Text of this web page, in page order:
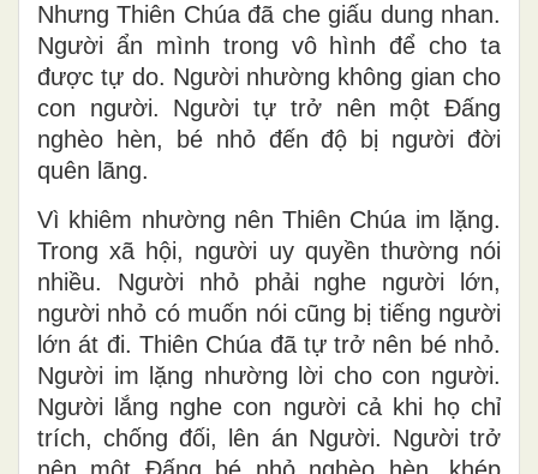
Nhưng Thiên Chúa đã che giấu dung nhan.
Người ẩn mình trong vô hình để cho ta
được tự do. Người nhường không gian cho
con người. Người tự trở nên một Đấng
nghèo hèn, bé nhỏ đến độ bị người đời
quên lãng.
Vì khiêm nhường nên Thiên Chúa im lặng.
Trong xã hội, người uy quyền thường nói
nhiều. Người nhỏ phải nghe người lớn,
người nhỏ có muốn nói cũng bị tiếng người
lớn át đi. Thiên Chúa đã tự trở nên bé nhỏ.
Người im lặng nhường lời cho con người.
Người lắng nghe con người cả khi họ chỉ
trích, chống đối, lên án Người. Người trở